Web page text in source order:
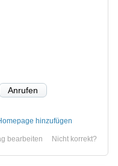
Anrufen
hinzufügen
Nicht korrekt?
bearbeiten